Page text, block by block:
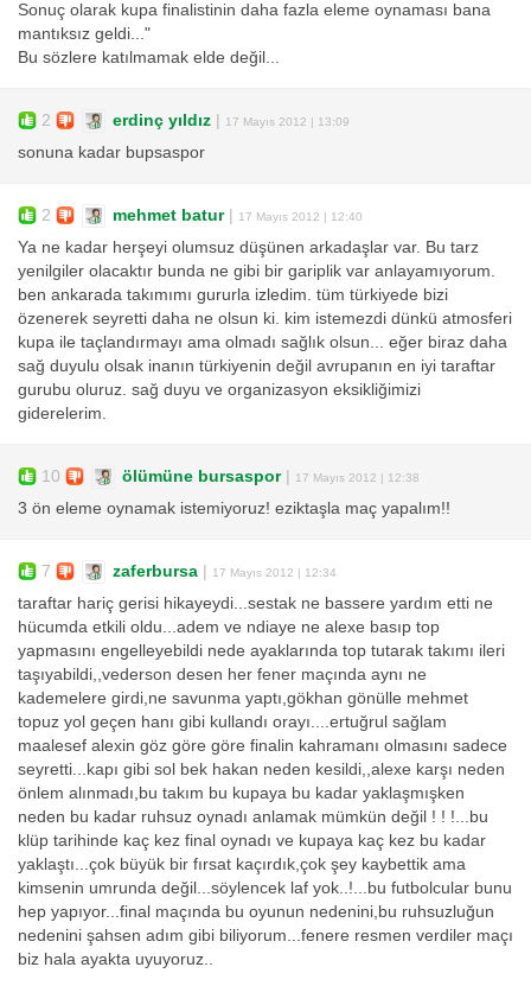
Sonuç olarak kupa finalistinin daha fazla eleme oynaması bana
mantıksız geldi..."
Bu sözlere katılmamak elde değil...
2 erdinç yıldız | 17 Mayıs 2012 | 13:09
sonuna kadar bupsaspor
2 mehmet batur| 17 Mayıs 2012 | 12:40
Ya ne kadar herşeyi olumsuz düşünen arkadaşlar var. Bu tarz
yenilgiler olacaktır bunda ne gibi bir gariplik var anlayamıyorum.
ben ankarada takımımı gururla izledim. tüm türkiyede bizi
özenerek seyretti daha ne olsun ki. kim istemezdi dünkü atmosferi
kupa ile taçlandırmayı ama olmadı sağlık olsun... eğer biraz daha
sağ duyulu olsak inanın türkiyenin değil avrupanın en iyi taraftar
gurubu oluruz. sağ duyu ve organizasyon eksikliğimizi
giderelerim.
10 ölümüne bursaspor| 17 Mayıs 2012 | 12:38
3 ön eleme oynamak istemiyoruz! eziktaşla maç yapalım!!
7 zaferbursa | 17 Mayıs 2012 | 12:34
taraftar hariç gerisi hikayeydi...sestak ne bassere yardım etti ne
hücumda etkili oldu...adem ve ndiaye ne alexe basıp top
yapmasını engelleyebildi nede ayaklarında top tutarak takımı ileri
taşıyabildi,,vederson desen her fener maçında aynı ne
kademelere girdi,ne savunma yaptı,gökhan gönülle mehmet
topuz yol geçen hanı gibi kullandı orayı....ertuğrul sağlam
maalesef alexin göz göre göre finalin kahramanı olmasını sadece
seyretti...kapı gibi sol bek hakan neden kesildi,,alexe karşı neden
önlem alınmadı,bu takım bu kupaya bu kadar yaklaşmışken
neden bu kadar ruhsuz oynadı anlamak mümkün değil ! ! !...bu
klüp tarihinde kaç kez final oynadı ve kupaya kaç kez bu kadar
yaklaştı...çok büyük bir fırsat kaçırdık,çok şey kaybettik ama
kimsenin umrunda değil...söylencek laf yok..!...bu futbolcular bunu
hep yapıyor...final maçında bu oyunun nedenini,bu ruhsuzluğun
nedenini şahsen adım gibi biliyorum...fenere resmen verdiler maçı
biz hala ayakta uyuyoruz..